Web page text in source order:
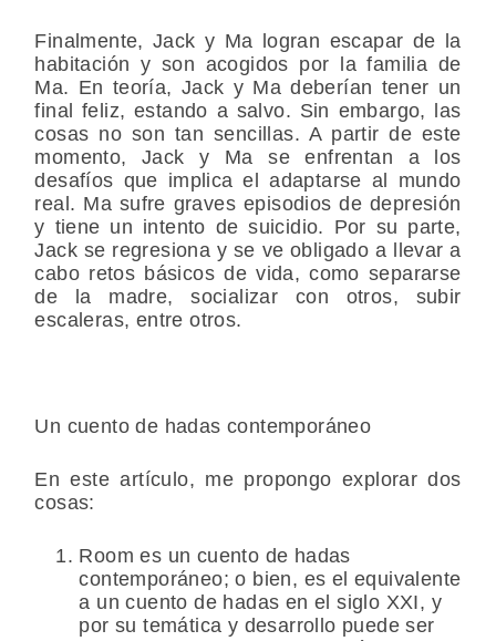
Finalmente, Jack y Ma logran escapar de la
habitación y son acogidos por la familia de
Ma. En teoría, Jack y Ma deberían tener un
final feliz, estando a salvo. Sin embargo, las
cosas no son tan sencillas. A partir de este
momento, Jack y Ma se enfrentan a los
desafíos que implica el adaptarse al mundo
real. Ma sufre graves episodios de depresión
y tiene un intento de suicidio. Por su parte,
Jack se regresiona y se ve obligado a llevar a
cabo retos básicos de vida, como separarse
de la madre, socializar con otros, subir
escaleras, entre otros.
Un cuento de hadas contemporáneo
En este artículo, me propongo explorar dos
cosas:
Room es un cuento de hadas
contemporáneo; o bien, es el equivalente
a un cuento de hadas en el siglo XXI, y
por su temática y desarrollo puede ser